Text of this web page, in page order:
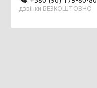
дзвінки БЕЗКОШТОВНО